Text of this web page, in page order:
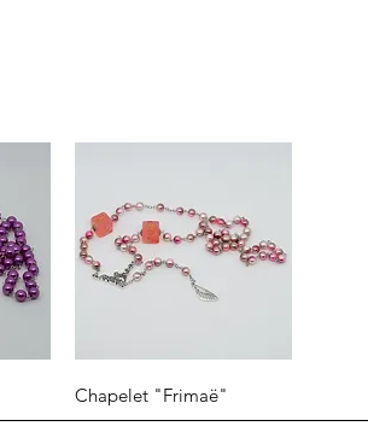
Aperçu rapide
Chapelet "Frimaë"